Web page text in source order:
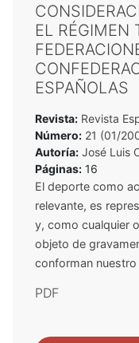
EL RÉGIMEN
ESPAÑOLAS
Revista: Revista
Número: 21 (01/
Autoría: José Luis
Páginas: 16
El deporte como
relevante, es
y, como cualquier
objeto de
conforman
PDF